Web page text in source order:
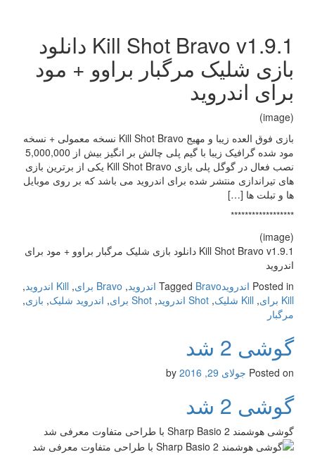
Kill Shot Bravo v1.9.1 دانلود
بازی شلیک مرگبار براوو + مود
برای اندروید
(image)
بازی فوق العده زیبا و مهیج Kill Shot Bravo نسخه معمولی + نسخه
مود شده گرافیک زیبا با گیم پلی چالش بر انگیز بیش از 5,000,000
نصب فعال در گوگل پلی بازی Kill Shot Bravo یکی از برترین بازی
های تیراندازی منتشر شده برای اندروید می باشد که بر روی موبایل
ها و تبلت ها […]
******************
(image)
Kill Shot Bravo v1.9.1 دانلود بازی شلیک مرگبار براوو + مود برای
اندروید
Posted in اندروید Tagged Bravo اندروید , Bravo برای , Kill اندروید
,
Kill برای
, Kill شلیک , Shot اندروید , Shot برای , اندروید شلیک, بازی,
مرگبار
گوشی 2 شد
Posted on جولای 29, 2016
گوشی 2 شد
گوشی هوشمند Sharp Basio 2 با طراحی متفاوت معرفی شد